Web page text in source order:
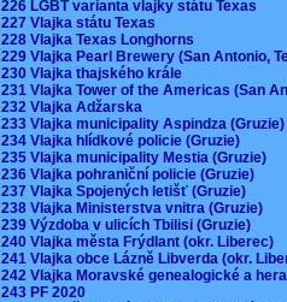
226 LGBT varianta vlajky státu Texas
227 Vlajka státu Texas
228 Vlajka Texas Longhorns
229 Vlajka Pearl Brewery (San Antonio,
230 Vlajka thajského krále
231 Vlajka Tower of the Americas (San
232 Vlajka Adžarska
233 Vlajka municipality Aspindza
234 Vlajka hlídkové policie (Gruzie)
235 Vlajka municipality Mestia (Gruzie)
236 Vlajka pohraniční policie (Gruzie)
237 Vlajka Spojených letišť (Gruzie)
238 Vlajka Ministerstva vnitra (Gruzie)
239 Výzdoba v ulicích Tbilisi (Gruzie)
240 Vlajka města Frýdlant (okr. Liberec)
241 Vlajka obce Lázně Libverda (okr.
242 Vlajka Moravské genealogické a
243 PF 2020